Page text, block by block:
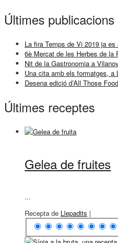
Últimes publicacions
La fira Temps de Vi 2019 ja es
6è Mercat de les Herbes de la
Nit de la Gastronomia a
Una cita amb els formatges, a
Desena edició d’All Those
Últimes receptes
Gelea de fruites
...
Recepta de Llepadits |